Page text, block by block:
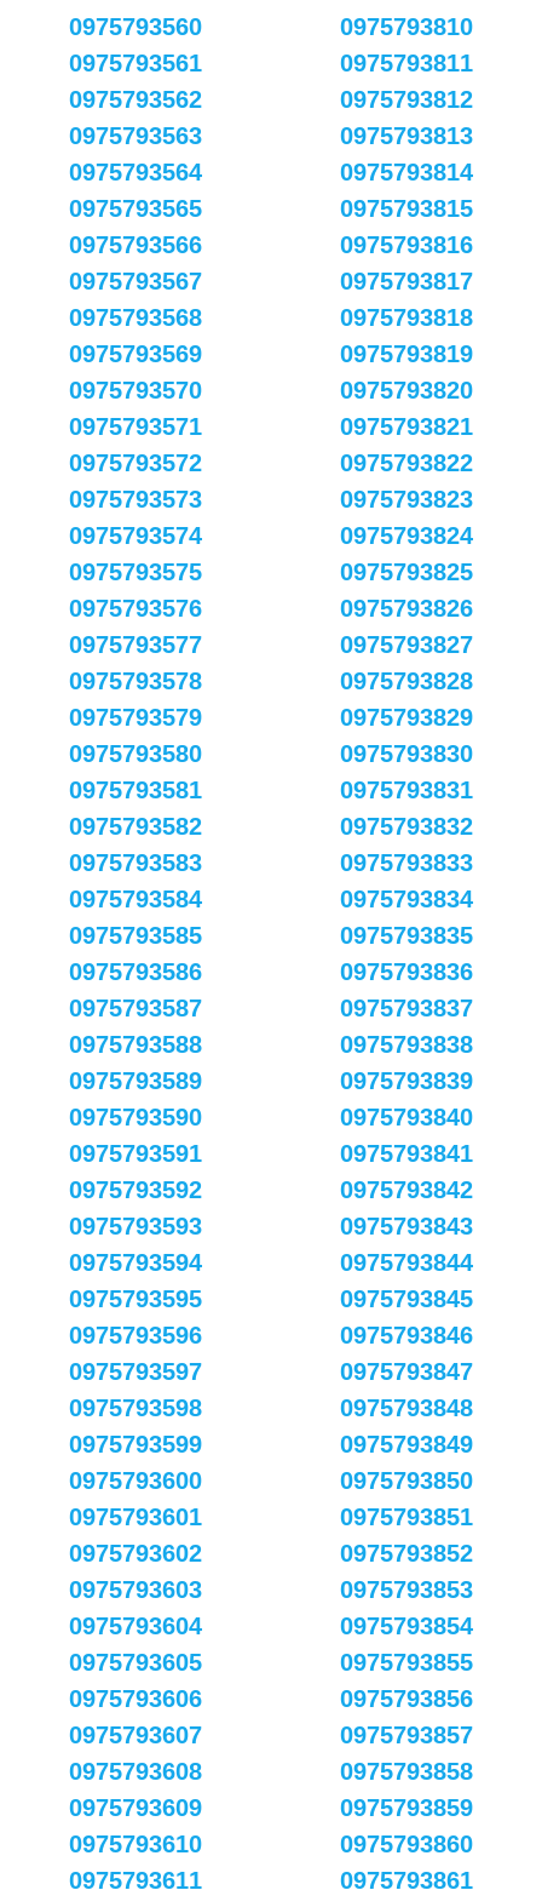
0975793560
0975793561
0975793562
0975793563
0975793564
0975793565
0975793566
0975793567
0975793568
0975793569
0975793570
0975793571
0975793572
0975793573
0975793574
0975793575
0975793576
0975793577
0975793578
0975793579
0975793580
0975793581
0975793582
0975793583
0975793584
0975793585
0975793586
0975793587
0975793588
0975793589
0975793590
0975793591
0975793592
0975793593
0975793594
0975793595
0975793596
0975793597
0975793598
0975793599
0975793600
0975793601
0975793602
0975793603
0975793604
0975793605
0975793606
0975793607
0975793608
0975793609
0975793610
0975793611
0975793810
0975793811
0975793812
0975793813
0975793814
0975793815
0975793816
0975793817
0975793818
0975793819
0975793820
0975793821
0975793822
0975793823
0975793824
0975793825
0975793826
0975793827
0975793828
0975793829
0975793830
0975793831
0975793832
0975793833
0975793834
0975793835
0975793836
0975793837
0975793838
0975793839
0975793840
0975793841
0975793842
0975793843
0975793844
0975793845
0975793846
0975793847
0975793848
0975793849
0975793850
0975793851
0975793852
0975793853
0975793854
0975793855
0975793856
0975793857
0975793858
0975793859
0975793860
0975793861